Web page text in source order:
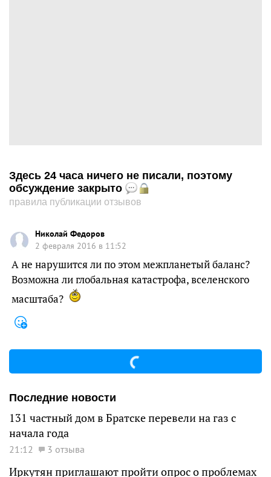
Здесь 24 часа ничего не писали, поэтому
обсуждение закрыто
правила публикации отзывов
Николай Федоров
2 февраля 2016 в 11:52
А не нарушится ли по этом межпланетый баланс?
Возможна ли глобальная катастрофа, вселенского
масштаба?
Последние новости
131 частный дом в Братске перевели на газ с
начала года
21:12 3 отзыва
Иркутян приглашают пройти опрос о проблемах